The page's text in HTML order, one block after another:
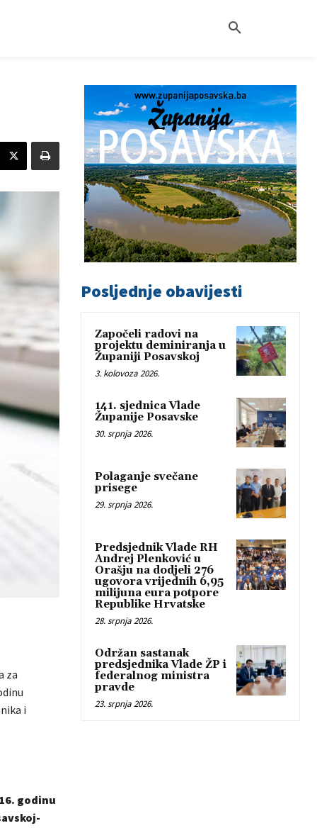
za
i
godinu
Posljednje obavijesti
Započeli radovi na
projektu deminiranja u
Županiji Posavskoj
3. kolovoza 2026.
141. sjednica Vlade
Županije Posavske
30. srpnja 2026.
Polaganje svečane
prisege
29. srpnja 2026.
Predsjednik Vlade RH
Andrej Plenković u
Orašju na dodjeli 276
ugovora vrijednih 6,95
milijuna eura potpore
Republike Hrvatske
28. srpnja 2026.
Održan sastanak
predsjednika Vlade ŽP i
federalnog ministra
pravde
23. srpnja 2026.